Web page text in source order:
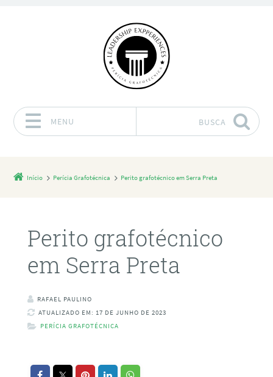
MENU BUSCA
Início Perícia Grafotécnica Perito grafotécnico em Serra Preta
Perito grafotécnico
em Serra Preta
RAFAEL PAULINO
ATUALIZADO EM: 17 DE JUNHO DE 2023
PERÍCIA GRAFOTÉCNICA